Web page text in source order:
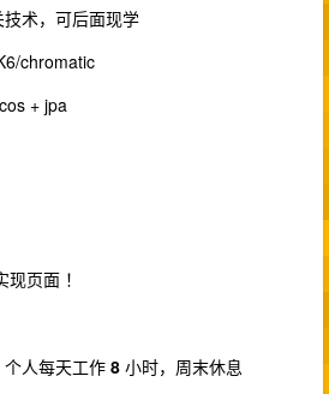
术，可后面现学
chromatic
+ jpa
页面 ！
人每天工作 8 小时，周末休息